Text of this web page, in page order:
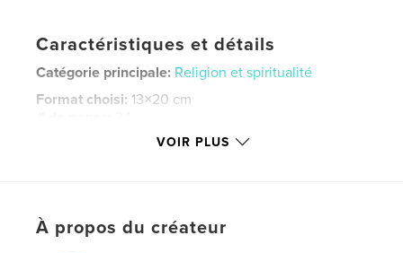
Caractéristiques et détails
Catégorie principale: Religion et spiritualité
Format choisi: 13×20 cm
Langue
Mots-clés
VOIR PLUS
À propos du créateur